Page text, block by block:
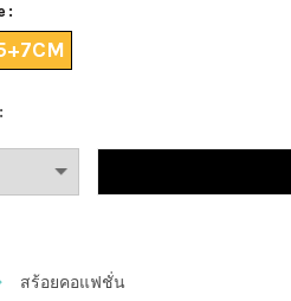
สร้อยคอแฟชั่น